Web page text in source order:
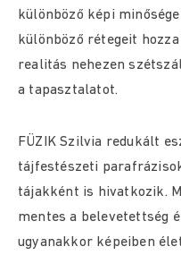
különböző képi
különböző rétegeit
realitás nehezen
a tapasztalatot.
FÜZIK Szilvia redukált
tájfestészeti
tájakként is hivatkozik.
mentes a belevetettség
ugyanakkor képeiben